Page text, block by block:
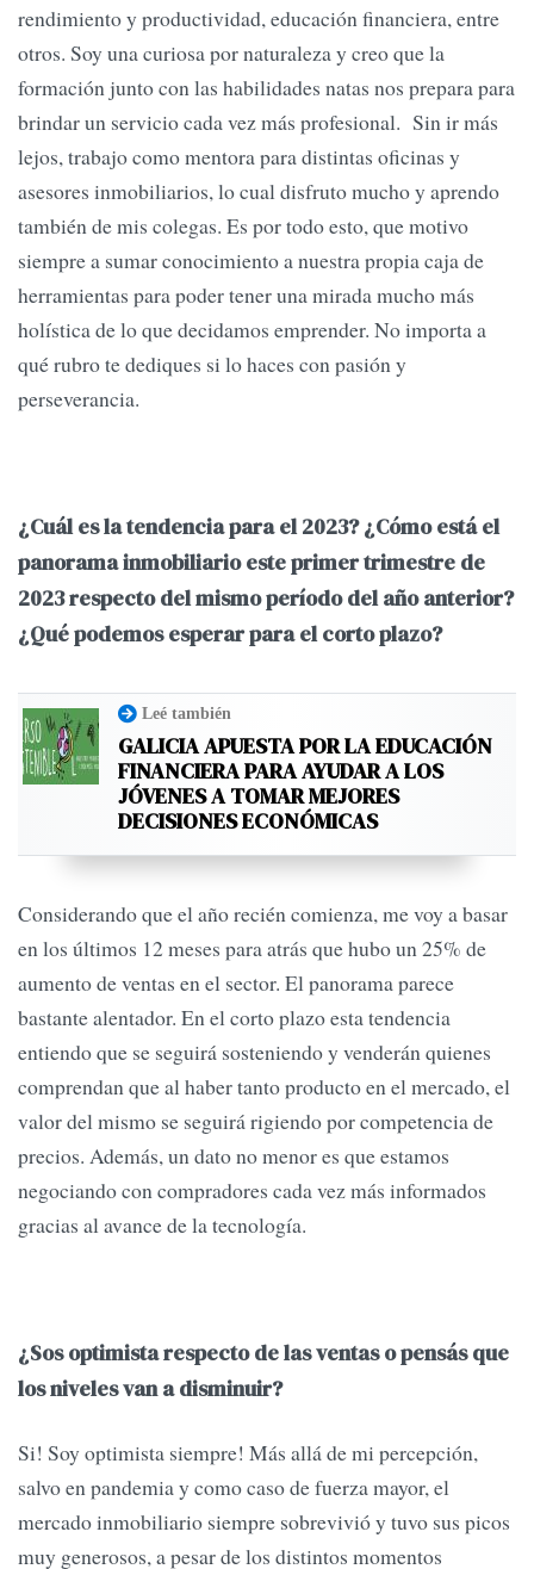
rendimiento y productividad, educación financiera, entre
otros. Soy una curiosa por naturaleza y creo que la
formación junto con las habilidades natas nos prepara para
brindar un servicio cada vez más profesional. Sin ir más
lejos, trabajo como mentora para distintas oficinas y
asesores inmobiliarios, lo cual disfruto mucho y aprendo
también de mis colegas. Es por todo esto, que motivo
siempre a sumar conocimiento a nuestra propia caja de
herramientas para poder tener una mirada mucho más
holística de lo que decidamos emprender. No importa a
qué rubro te dediques si lo haces con pasión y
perseverancia.
¿Cuál es la tendencia para el 2023? ¿Cómo está el
panorama inmobiliario este primer trimestre de
2023 respecto del mismo período del año anterior?
¿Qué podemos esperar para el corto plazo?
Leé también
GALICIA APUESTA POR LA EDUCACIÓN
FINANCIERA PARA AYUDAR A LOS
JÓVENES A TOMAR MEJORES
DECISIONES ECONÓMICAS
Considerando que el año recién comienza, me voy a basar
en los últimos 12 meses para atrás que hubo un 25% de
aumento de ventas en el sector. El panorama parece
bastante alentador. En el corto plazo esta tendencia
entiendo que se seguirá sosteniendo y venderán quienes
comprendan que al haber tanto producto en el mercado, el
valor del mismo se seguirá rigiendo por competencia de
precios. Además, un dato no menor es que estamos
negociando con compradores cada vez más informados
gracias al avance de la tecnología.
¿Sos optimista respecto de las ventas o pensás que
los niveles van a disminuir?
Si! Soy optimista siempre! Más allá de mi percepción,
salvo en pandemia y como caso de fuerza mayor, el
mercado inmobiliario siempre sobrevivió y tuvo sus picos
muy generosos, a pesar de los distintos momentos